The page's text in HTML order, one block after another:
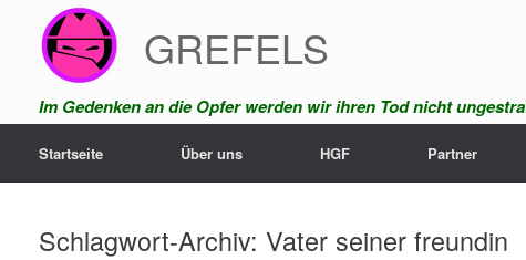
springen
GREFELS
Im Gedenken an die Opfer werden wir ihren Tod nicht
Startseite Über uns HGF Partner
Schlagwort-Archiv: Vater seiner freundin